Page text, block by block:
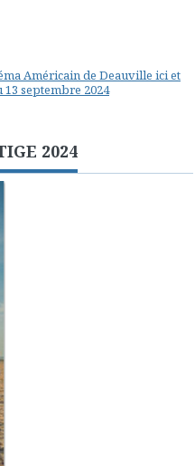
Américain de Deauville ici et
septembre 2024
2024